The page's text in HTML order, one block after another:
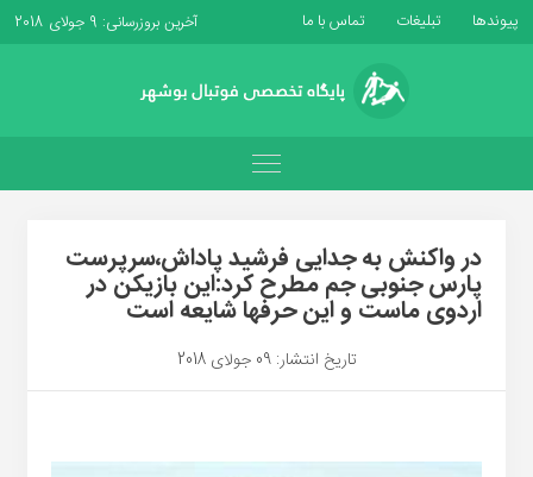
پیوندها تبلیغات تماس با ما آخرین بروزرسانی: 9 جولای 2018
در واکنش به جدایی فرشید پاداش،سرپرست
پارس جنوبی جم مطرح کرد:این بازیکن در
اردوی ماست و این حرفها شایعه است
تاریخ انتشار: 09 جولای 2018